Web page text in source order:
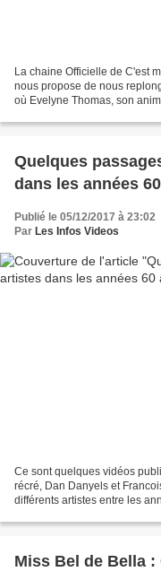
La chaine Officielle de C'est
nous propose de nous
où Evelyne Thomas, son
Quelques
dans les années
Publié le 05/12/2017 à 23:02
Par Les Infos Videos
Ce sont quelques vidéos
récré, Dan Danyels et
différents artistes entre les
Miss Bel de Bella